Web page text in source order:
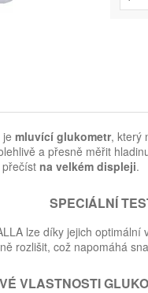
mluvící glukometr, který
a přesně měřit
na velkém displeji.
SPECIÁLNÍ
lze díky jejich
rozlišit, což napomáhá
VLASTNOSTI